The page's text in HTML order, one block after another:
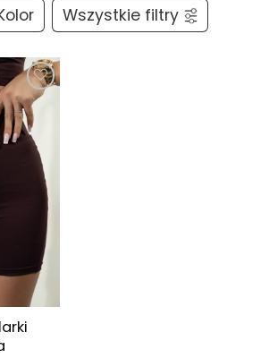
Wszystkie filtry
do